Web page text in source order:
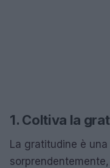
1. Coltiva la
La gratitudine è